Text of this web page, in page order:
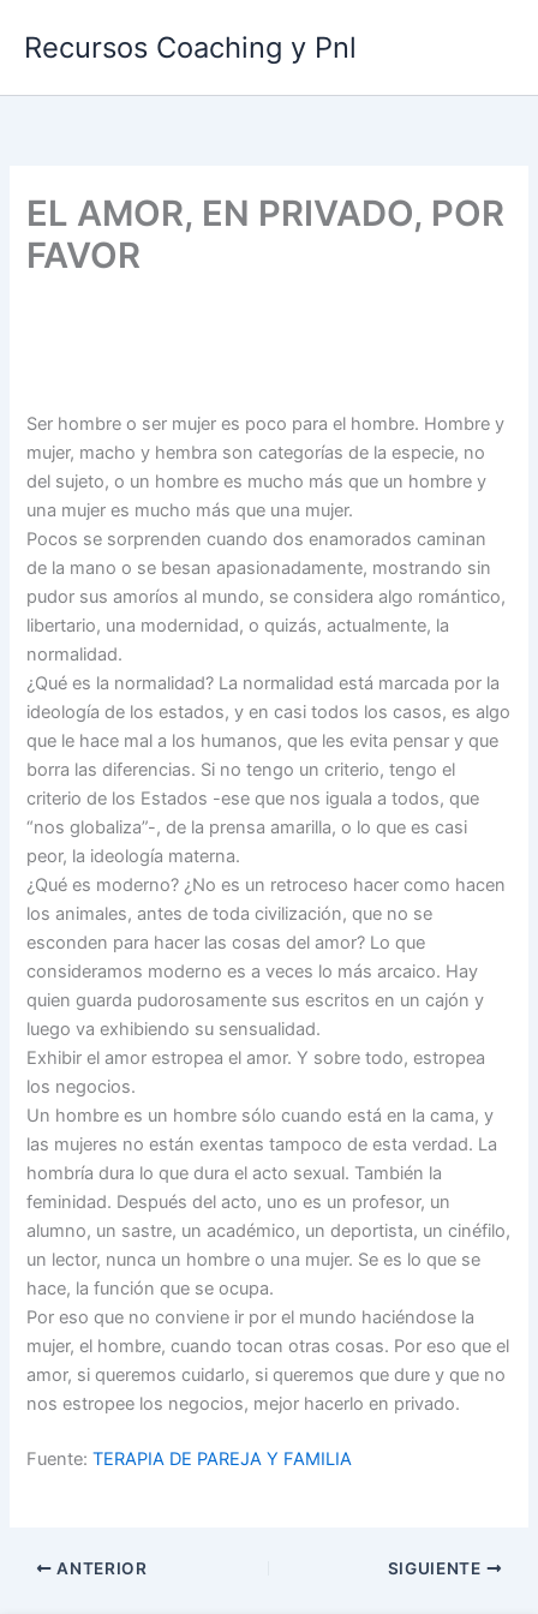
Recursos Coaching y Pnl
EL AMOR, EN PRIVADO, POR
FAVOR
Ser hombre o ser mujer es poco para el hombre. Hombre y
mujer, macho y hembra son categorías de la especie, no
del sujeto, o un hombre es mucho más que un hombre y
una mujer es mucho más que una mujer.
Pocos se sorprenden cuando dos enamorados caminan
de la mano o se besan apasionadamente, mostrando sin
pudor sus amoríos al mundo, se considera algo romántico,
libertario, una modernidad, o quizás, actualmente, la
normalidad.
¿Qué es la normalidad? La normalidad está marcada por la
ideología de los estados, y en casi todos los casos, es algo
que le hace mal a los humanos, que les evita pensar y que
borra las diferencias. Si no tengo un criterio, tengo el
criterio de los Estados -ese que nos iguala a todos, que
“nos globaliza”-, de la prensa amarilla, o lo que es casi
peor, la ideología materna.
¿Qué es moderno? ¿No es un retroceso hacer como hacen
los animales, antes de toda civilización, que no se
esconden para hacer las cosas del amor? Lo que
consideramos moderno es a veces lo más arcaico. Hay
quien guarda pudorosamente sus escritos en un cajón y
luego va exhibiendo su sensualidad.
Exhibir el amor estropea el amor. Y sobre todo, estropea
los negocios.
Un hombre es un hombre sólo cuando está en la cama, y
las mujeres no están exentas tampoco de esta verdad. La
hombría dura lo que dura el acto sexual. También la
feminidad. Después del acto, uno es un profesor, un
alumno, un sastre, un académico, un deportista, un cinéfilo,
un lector, nunca un hombre o una mujer. Se es lo que se
hace, la función que se ocupa.
Por eso que no conviene ir por el mundo haciéndose la
mujer, el hombre, cuando tocan otras cosas. Por eso que el
amor, si queremos cuidarlo, si queremos que dure y que no
nos estropee los negocios, mejor hacerlo en privado.
Fuente:TERAPIA DE PAREJA Y FAMILIA
ANTERIOR SIGUIENTE